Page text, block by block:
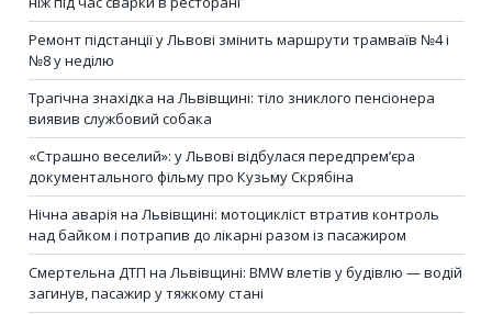
Ремонт підстанції у Львові змінить маршрути трамваїв №4 і
№8 у неділю
Трагічна знахідка на Львівщині: тіло зниклого пенсіонера
виявив службовий собака
«Страшно веселий»: у Львові відбулася передпрем’єра
документального фільму про Кузьму Скрябіна
Нічна аварія на Львівщині: мотоцикліст втратив контроль
над байком і потрапив до лікарні разом із пасажиром
Смертельна ДТП на Львівщині: BMW влетів у будівлю — водій
загинув, пасажир у тяжкому стані